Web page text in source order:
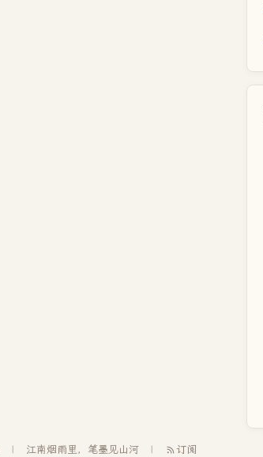
江南烟雨里，笔墨见山河 订阅